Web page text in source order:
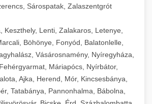
Sárospatak, Zalaszentgrót
Keszthely, Lenti, Zalakaros, Letenye,
Böhönye, Fonyód, Balatonlelle,
Vásárosnamény, Nyíregyháza,
Máriapócs, Nyírbátor,
Ajka, Herend, Mór, Kincsesbánya,
Tatabánya, Pannonhalma, Bábolna,